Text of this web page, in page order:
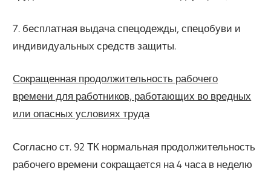
7. бесплатная выдача спецодежды, спецобуви и
индивидуальных средств защиты.
Сокращенная продолжительность рабочего
времени для работников, работающих во вредных
или опасных условиях труда
Согласно ст. 92 ТК нормальная продолжительность
рабочего времени сокращается на 4 часа в неделю